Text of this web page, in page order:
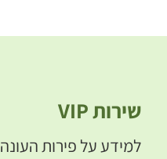
שירות VIP
למידע על פירות העונה